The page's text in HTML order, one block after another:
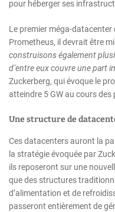
pour héberger ses
Le premier méga-datacenter
Prometheus, il devrait être
construisons également
d’entre eux couvre une part
Zuckerberg, qui évoque le
atteindre 5 GW au cours des
Une structure de
Ces datacenters auront la
la stratégie évoquée par
ils reposeront sur une
que des structures
d’alimentation et de
passeront entièrement de